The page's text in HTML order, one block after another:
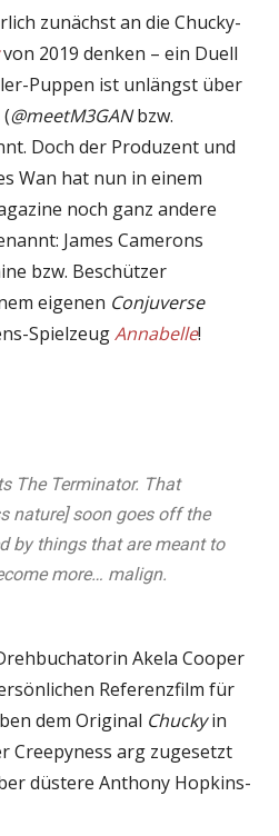
zunächst an die Chucky-
von 2019 denken – ein Duell
Puppen ist unlängst über
@meetM3GANbzw.
Doch der Produzent und
Wan hat nun in einem
noch ganz andere
James Camerons
bzw. Beschützer
eigenen Conjuverse
SpielzeugAnnabelle!
The Terminator. That
nature] soon goes off the
by things that are meant to
more… malign.
Akela Cooper
Referenzfilm für
dem Original Chuckyin
Creepyness arg zugesetzt
düstere Anthony Hopkins-